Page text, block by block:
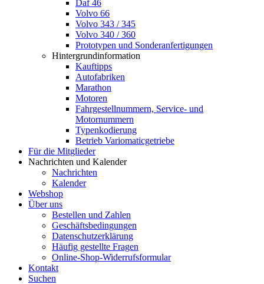
Daf 46
Volvo 66
Volvo 343 / 345
Volvo 340 / 360
Prototypen und Sonderanfertigungen
Hintergrundinformation
Kauftipps
Autofabriken
Marathon
Motoren
Fahrgestellnummern, Service- und
Motornummern
Typenkodierung
Betrieb Variomaticgetriebe
Für die Mitglieder
Nachrichten und Kalender
Nachrichten
Kalender
Webshop
Über uns
Bestellen und Zahlen
Geschäftsbedingungen
Datenschutzerklärung
Häufig gestellte Fragen
Online-Shop-Widerrufsformular
Kontakt
Suchen